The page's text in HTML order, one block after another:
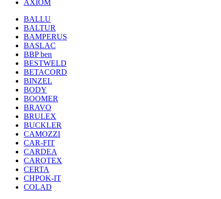
AXIOM
BALLU
BALTUR
BAMPERUS
BASLAC
BBP ben
BESTWELD
BETACORD
BINZEL
BODY
BOOMER
BRAVO
BRULEX
BUCKLER
CAMOZZI
CAR-FIT
CARDEA
CAROTEX
CERTA
CHPOK-IT
COLAD